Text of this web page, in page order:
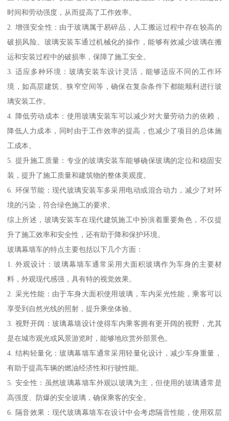
时间和劳动强度，从而提高了工作效率。
2. 增强安全性：由于玻璃属于易碎品，人工搬运过程中存在较高的
破损风险。玻璃安装车通过机械化的操作，能够有效减少玻璃在搬
运和安装过程中的破损率，保障了施工安全。
3. 适应多种环境：玻璃安装车设计灵活，能够适应不同的工作环
境，如高层建筑、狭窄空间等，确保在复杂条件下都能顺利进行玻
璃安装工作。
4. 降低劳动成本：使用玻璃安装车可以减少对大量劳动力的依赖，
降低人力成本，同时由于工作效率的提高，也减少了项目的总体施
工成本。
5. 提升施工质量：专业的玻璃安装车能够确保玻璃的定位和稳固安
装，提升了施工质量和建筑物的整体美观度。
6. 环保节能：现代玻璃安装车多采用电动或混合动力，减少了对环
境的污染，符合绿色施工的要求。
综上所述，玻璃安装车在现代建筑施工中扮演着重要角色，不仅提
升了施工效率和安全性，还有助于降和保护环境。
玻璃幕墙车的特点主要包括以下几个方面：
1. 外观设计：玻璃幕墙车通常采用大面积玻璃作为车身的主要材
料，外观现代感强，具有特的视觉效果。
2. 采光性能：由于车身大面积使用玻璃，车内采光性能，乘客可以
享受到自然光线的照射，提升乘坐体验。
3. 视野开阔：玻璃幕墙设计使得车内乘客拥有更开阔的视野，尤其
是在城市观光或风景游览时，能够地欣赏外部景色。
4. 结构轻量化：玻璃幕墙车通常采用轻量化设计，减少车身重量，
有助于提高车辆的燃油经济性和行驶性能。
5. 安全性：虽然玻璃幕墙车外观以玻璃为主，但使用的玻璃通常是
高强度、防爆的安全玻璃，确保乘客的安全。
6. 隔音效果：现代玻璃幕墙车在设计中会考虑隔音性能，使用双层